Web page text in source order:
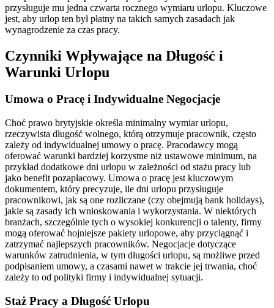
przysługuje mu jedna czwarta rocznego wymiaru urlopu. Kluczowe
jest, aby urlop ten był płatny na takich samych zasadach jak
wynagrodzenie za czas pracy.
Czynniki Wpływające na Długość i
Warunki Urlopu
Umowa o Pracę i Indywidualne Negocjacje
Choć prawo brytyjskie określa minimalny wymiar urlopu,
rzeczywista długość wolnego, którą otrzymuje pracownik, często
zależy od indywidualnej umowy o pracę. Pracodawcy mogą
oferować warunki bardziej korzystne niż ustawowe minimum, na
przykład dodatkowe dni urlopu w zależności od stażu pracy lub
jako benefit pozapłacowy. Umowa o pracę jest kluczowym
dokumentem, który precyzuje, ile dni urlopu przysługuje
pracownikowi, jak są one rozliczane (czy obejmują bank holidays),
jakie są zasady ich wnioskowania i wykorzystania. W niektórych
branżach, szczególnie tych o wysokiej konkurencji o talenty, firmy
mogą oferować hojniejsze pakiety urlopowe, aby przyciągnąć i
zatrzymać najlepszych pracowników. Negocjacje dotyczące
warunków zatrudnienia, w tym długości urlopu, są możliwe przed
podpisaniem umowy, a czasami nawet w trakcie jej trwania, choć
zależy to od polityki firmy i indywidualnej sytuacji.
Staż Pracy a Długość Urlopu